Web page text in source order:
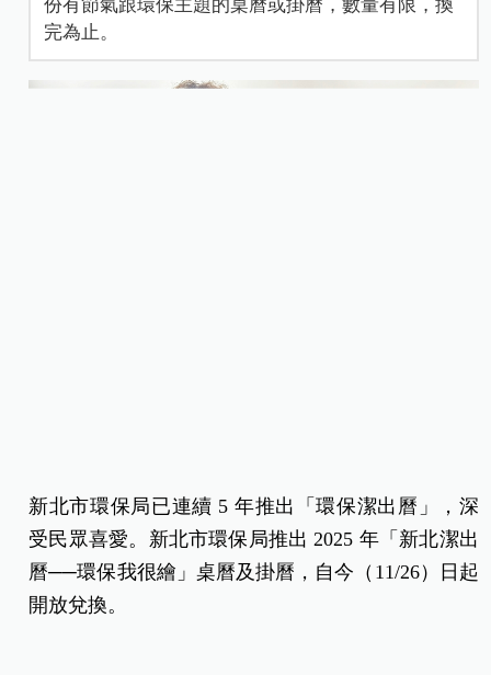
份有節氣跟環保主題的桌曆或掛曆，數量有限，換
完為止。
新北市環保局已連續 5 年推出「環保潔出曆」，深
受民眾喜愛。新北市環保局推出 2025 年「新北潔出
曆──環保我很繪」桌曆及掛曆，自今（11/26）日起
開放兌換。